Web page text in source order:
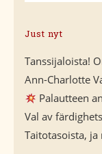
Just nyt
Tanssijaloista!
Ann-Charlotte
Palautteen
Val av
Taitotasoista,